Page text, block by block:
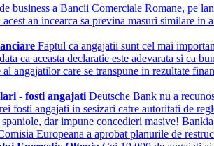
business a Bancii Comerciale Romane, pe
an incearca sa previna masuri similare
Faptul ca angajatii sunt cel mai
ca aceasta declaratie este adevarata si ca
angajatilor care se transpune in rezultate
- fosti angajati Deutsche Bank nu a
fosti angajati in sesizari catre autoritati de
dar impune concedieri masive!
Europeana a aprobat planurile de